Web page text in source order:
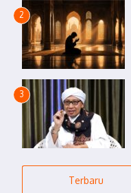
2
3
Terbaru